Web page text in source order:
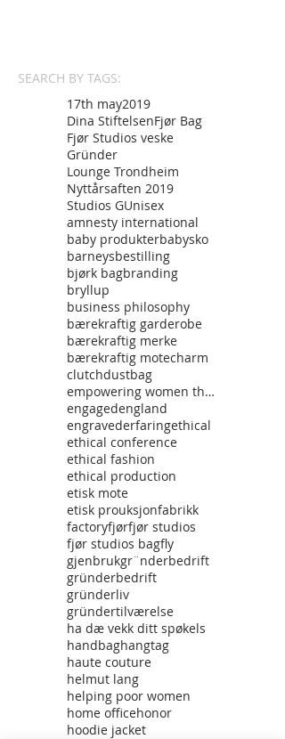
SEARCH BY TAGS:
17th may2019
Dina StiftelsenFjør Bag
Fjør Studios veske
Gründer
Lounge Trondheim
Nyttårsaften 2019
Studios GUnisex
amnesty international
baby produkterbabysko
barneysbestilling
bjørk bagbranding
bryllup
business philosophy
bærekraftig garderobe
bærekraftig merke
bærekraftig motecharm
clutchdustbag
empowering women through fashon
engagedengland
engravederfaringethical
ethical conference
ethical fashion
ethical production
etisk mote
etisk prouksjonfabrikk
factoryfjørfjør studios
fjør studios bagfly
gjenbrukgr¨nderbedrift
gründerbedrift
gründerliv
gründertilværelse
ha dæ vekk ditt spøkels
handbaghangtag
haute couture
helmut lang
helping poor women
home officehonor
hoodie jacket